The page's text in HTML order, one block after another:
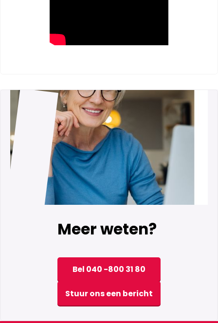
Meer weten?
Bel 040 -800 31 80
Stuur ons een bericht